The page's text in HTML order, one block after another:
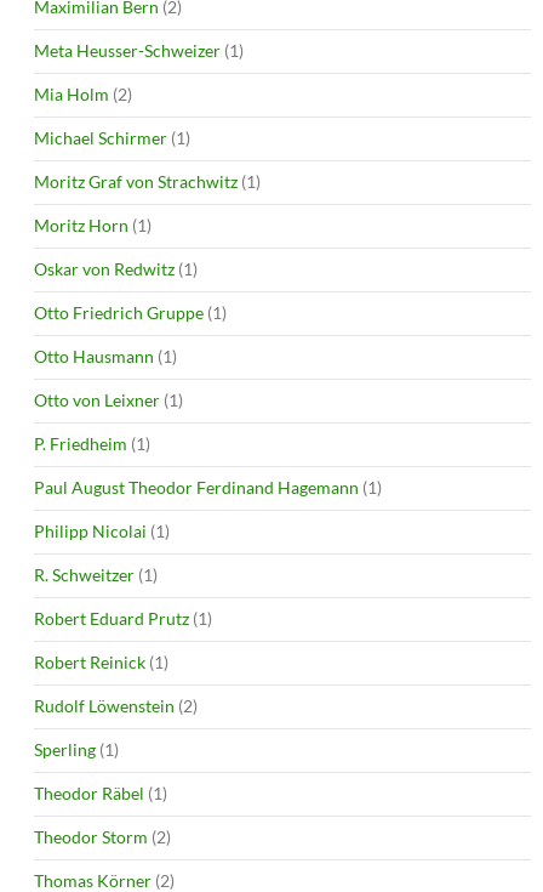
Maximilian Bern (2)
Meta Heusser-Schweizer (1)
Mia Holm (2)
Michael Schirmer (1)
Moritz Graf von Strachwitz (1)
Moritz Horn (1)
Oskar von Redwitz (1)
Otto Friedrich Gruppe (1)
Otto Hausmann (1)
Otto von Leixner (1)
P. Friedheim (1)
Paul August Theodor Ferdinand Hagemann (1)
Philipp Nicolai (1)
R. Schweitzer (1)
Robert Eduard Prutz (1)
Robert Reinick (1)
Rudolf Löwenstein (2)
Sperling (1)
Theodor Räbel (1)
Theodor Storm (2)
Thomas Körner (2)